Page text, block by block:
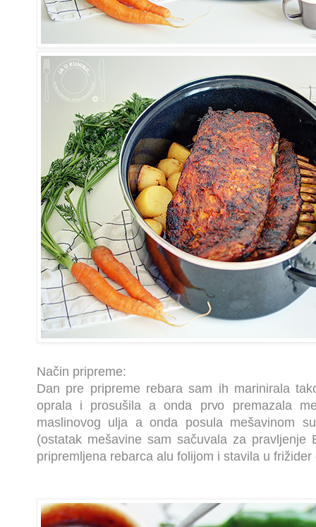
Način pripreme:
Dan pre pripreme rebara sam ih marinirala
oprala i prosušila a onda prvo premazala
maslinovog ulja a onda posula mešavinom
(ostatak mešavine sam sačuvala za pravljenje
pripremljena rebarca alu folijom i stavila u